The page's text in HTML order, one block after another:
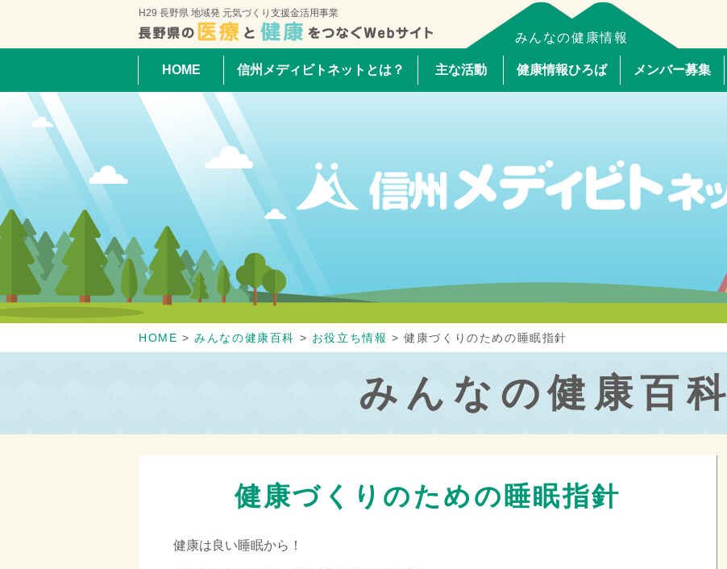
H29 長野県 地域発 元気づくり支援金活用事業
みんなの健康情報
HOME 信州メディビトネットとは？ 主な活動 健康情報ひろば メンバー募集
HOME >みんなの健康百科 > お役立ち情報 >健康づくりのための睡眠指針
みんなの健康百科
健康づくりのための睡眠指針
健康は良い睡眠から！